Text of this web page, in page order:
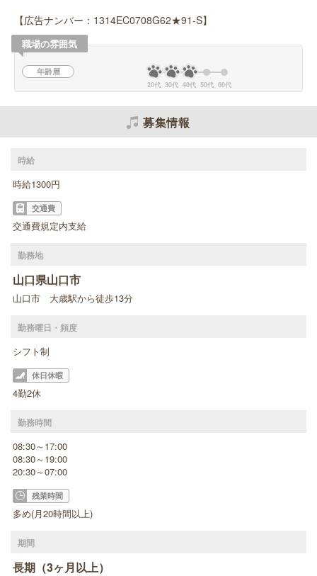
【広告ナンバー：1314EC0708G62★91-S】
職場の雰囲気
年齢層
20代 30代 40代 50代 60代
募集情報
時給
時給1300円
交通費
交通費規定内支給
勤務地
山口県山口市
山口市 大歳駅から徒歩13分
勤務曜日・頻度
シフト制
休日休暇
4勤2休
勤務時間
08:30～17:00
08:30～19:00
20:30～07:00
残業時間
多め(月20時間以上)
期間
長期（3ヶ月以上）